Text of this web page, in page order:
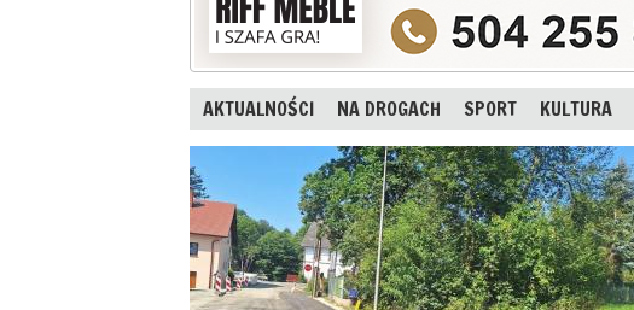
AKTUALNOŚCI NA DROGACH SPORT KULTURA